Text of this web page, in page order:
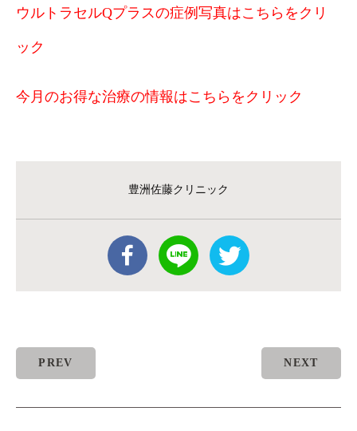
ウルトラセルQプラスの症例写真はこちらをクリ
ック
今月のお得な治療の情報はこちらをクリック
豊洲佐藤クリニック
PREV NEXT